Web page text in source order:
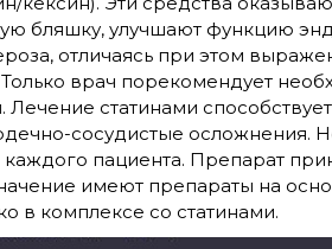
бляшку, улучшают функцию
отличаясь при этом
врач порекомендует
Лечение статинами
сосудистые осложнения.
каждого пациента. Препарат
имеют препараты на
в комплексе со статинами.